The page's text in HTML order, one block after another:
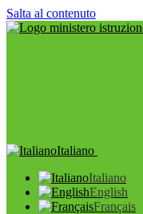
Salta al contenuto
Italiano
Italiano
English
Français